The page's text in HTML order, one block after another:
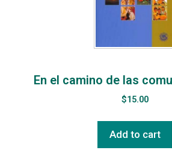
En el camino de las
$15.00
Add to cart